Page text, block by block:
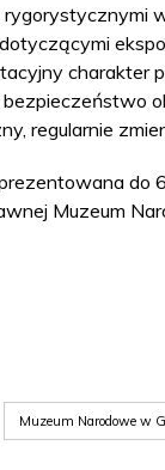
rygorystycznymi
charakter
regularnie
do
Muzeum
Muzeum Narodowe w